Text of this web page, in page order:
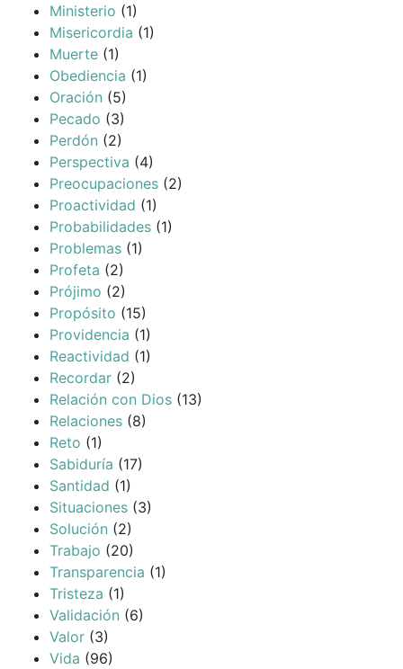
Ministerio (1)
Misericordia (1)
Muerte (1)
Obediencia (1)
Oración (5)
Pecado (3)
Perdón (2)
Perspectiva (4)
Preocupaciones (2)
Proactividad (1)
Probabilidades (1)
Problemas (1)
Profeta (2)
Prójimo (2)
Propósito (15)
Providencia (1)
Reactividad (1)
Recordar (2)
Relación con Dios (13)
Relaciones (8)
Reto (1)
Sabiduría (17)
Santidad (1)
Situaciones (3)
Solución (2)
Trabajo (20)
Transparencia (1)
Tristeza (1)
Validación (6)
Valor (3)
Vida (96)